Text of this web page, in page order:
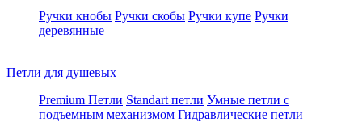
Ручки кнобы Ручки скобы Ручки купе Ручки
деревянные
Петли для душевых
Premium Петли Standart петли Умные петли c
подъемным механизмом Гидравлические петли